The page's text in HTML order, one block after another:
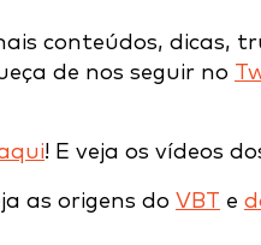
conteúdos, dicas,
de nos seguir no
! E veja os vídeos
as origens do VBT e